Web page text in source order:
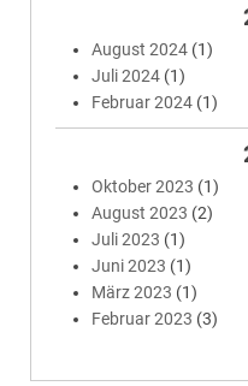
August 2024 (1)
Juli 2024 (1)
Februar 2024 (1)
Oktober 2023 (1)
August 2023 (2)
Juli 2023 (1)
Juni 2023 (1)
März 2023 (1)
Februar 2023 (3)